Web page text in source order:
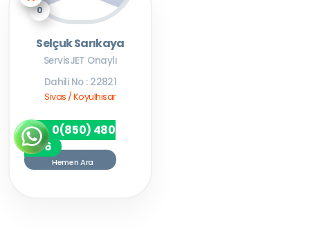
0
Selçuk Sarıkaya
ServisJET Onaylı
Dahili No : 22821
Sivas / Koyulhisar
0(850) 480
7256
Hemen Ara